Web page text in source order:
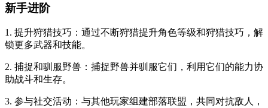
新手进阶
1. 提升狩猎技巧：通过不断狩猎提升角色等级和狩猎技巧，解
锁更多武器和技能。
2. 捕捉和驯服野兽：捕捉野兽并驯服它们，利用它们的能力协
助战斗和生存。
3. 参与社交活动：与其他玩家组建部落联盟，共同对抗敌人，